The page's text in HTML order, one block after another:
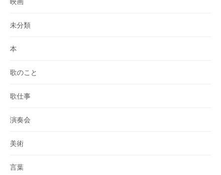
未分類
本
歌のこと
歌仕事
演奏会
美術
言葉